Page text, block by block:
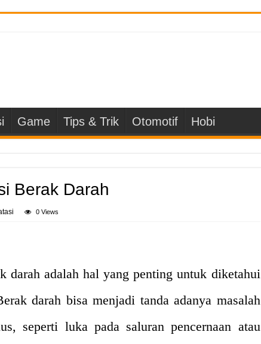
Game Tips & Trik Otomotif Hobi
Berak Darah
0 Views
darah adalah hal yang penting untuk diketahui
darah bisa menjadi tanda adanya masalah
seperti luka pada saluran pencernaan atau